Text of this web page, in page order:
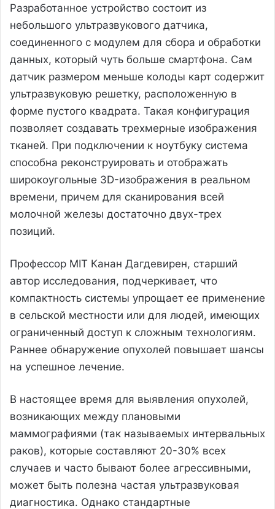
Разработанное устройство состоит из
небольшого ультразвукового датчика,
соединенного с модулем для сбора и обработки
данных, который чуть больше смартфона. Сам
датчик размером меньше колоды карт содержит
ультразвуковую решетку, расположенную в
форме пустого квадрата. Такая конфигурация
позволяет создавать трехмерные изображения
тканей. При подключении к ноутбуку система
способна реконструировать и отображать
широкоугольные 3D-изображения в реальном
времени, причем для сканирования всей
молочной железы достаточно двух-трех
позиций.
Профессор MIT Канан Дагдевирен, старший
автор исследования, подчеркивает, что
компактность системы упрощает ее применение
в сельской местности или для людей, имеющих
ограниченный доступ к сложным технологиям.
Раннее обнаружение опухолей повышает шансы
на успешное лечение.
В настоящее время для выявления опухолей,
возникающих между плановыми
маммографиями (так называемых интервальных
раков), которые составляют 20-30% всех
случаев и часто бывают более агрессивными,
может быть полезна частая ультразвуковая
диагностика. Однако стандартные